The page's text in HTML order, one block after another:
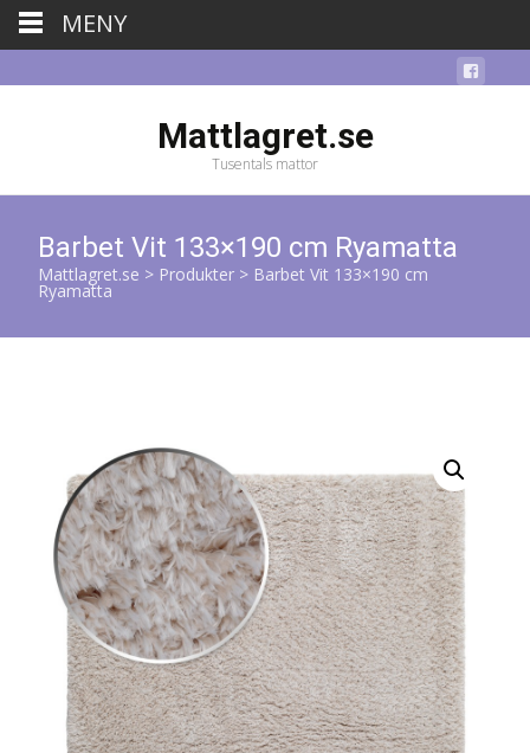
Mattlagret.se
Tusentals mattor
Barbet Vit 133×190 cm Ryamatta
Mattlagret.se > Produkter > Barbet Vit 133×190 cm
Ryamatta
MENY